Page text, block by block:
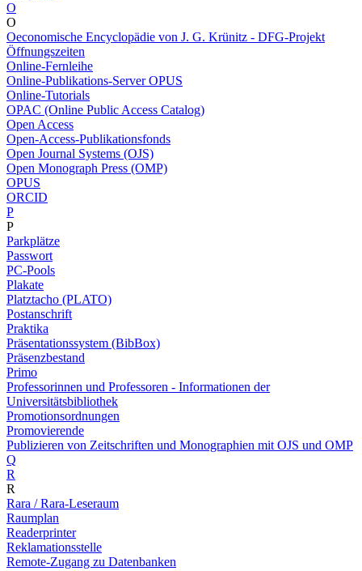
O
O
Oeconomische Encyclopädie von J. G. Krünitz - DFG-Projekt
Öffnungszeiten
Online-Fernleihe
Online-Publikations-Server OPUS
Online-Tutorials
OPAC (Online Public Access Catalog)
Open Access
Open-Access-Publikationsfonds
Open Journal Systems (OJS)
Open Monograph Press (OMP)
OPUS
ORCID
P
P
Parkplätze
Passwort
PC-Pools
Plakate
Platztacho (PLATO)
Postanschrift
Praktika
Präsentationssystem (BibBox)
Präsenzbestand
Primo
Professorinnen und Professoren - Informationen der
Universitätsbibliothek
Promotionsordnungen
Promovierende
Publizieren von Zeitschriften und Monographien mit OJS und OMP
Q
R
R
Rara / Rara-Leseraum
Raumplan
Readerprinter
Reklamationsstelle
Remote-Zugang zu Datenbanken